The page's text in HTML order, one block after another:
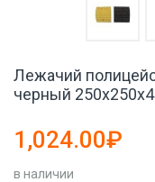
Лежачий
черный
1,024.00₽
в наличии